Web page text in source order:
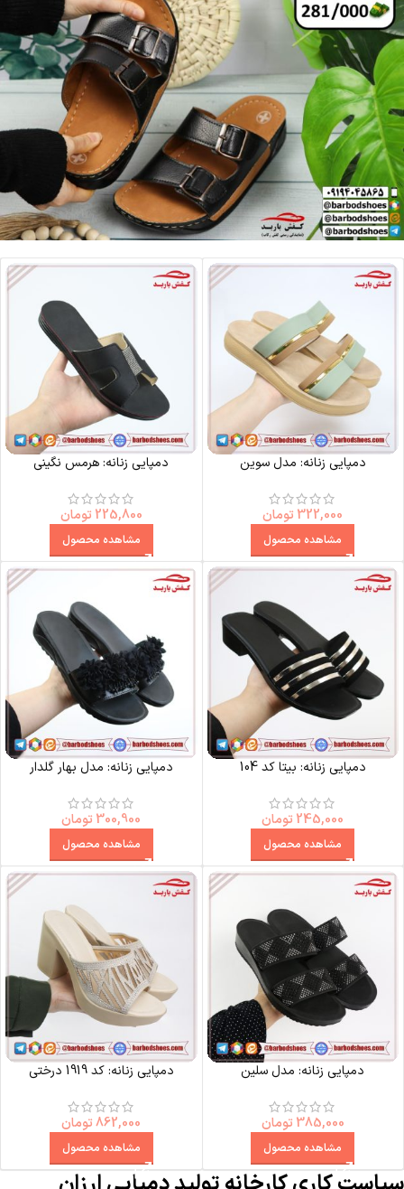
دمپایی زنانه: مدل سوین
322,000 تومان
مشاهده محصول
دمپایی زنانه: هرمس نگینی
225,800 تومان
مشاهده محصول
دمپایی زنانه: بیتا کد 104
245,000 تومان
مشاهده محصول
دمپایی زنانه: مدل بهار گلدار
300,900 تومان
مشاهده محصول
دمپایی زنانه: مدل سلین
385,000 تومان
مشاهده محصول
دمپایی زنانه: کد 1919 درختی
862,000 تومان
مشاهده محصول